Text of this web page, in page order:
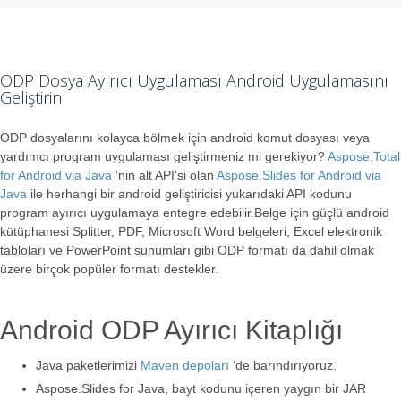
ODP Dosya Ayırıcı Uygulaması Android Uygulamasını
Geliştirin
ODP dosyalarını kolayca bölmek için android komut dosyası veya
yardımcı program uygulaması geliştirmeniz mi gerekiyor?Aspose.Total
for Android via Java ’nin alt API’si olan Aspose.Slides for Android via
Java ile herhangi bir android geliştiricisi yukarıdaki API kodunu
program ayırıcı uygulamaya entegre edebilir.Belge için güçlü android
kütüphanesi Splitter, PDF, Microsoft Word belgeleri, Excel elektronik
tabloları ve PowerPoint sunumları gibi ODP formatı da dahil olmak
üzere birçok popüler formatı destekler.
Android ODP Ayırıcı Kitaplığı
Java paketlerimizi Maven depoları ‘de barındırıyoruz.
Aspose.Slides for Java, bayt kodunu içeren yaygın bir JAR